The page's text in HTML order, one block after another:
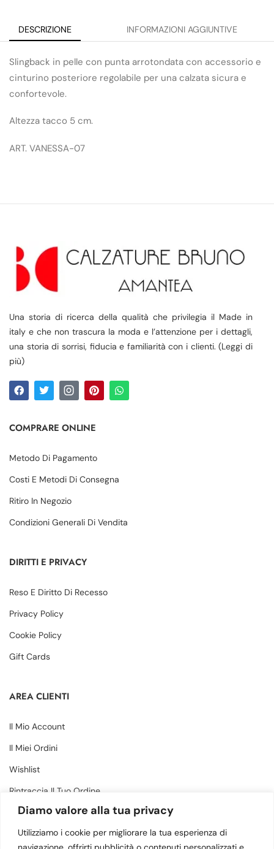
Diamo valore alla tua privacy
Utilizziamo i cookie per migliorare la tua esperienza di
DESCRIZIONE INFORMAZIONI AGGIUNTIVE
Slingback in pelle con punta arrotondata con accessorio e
cinturino posteriore regolabile per una calzata sicura e
confortevole.
Altezza tacco 5 cm.
ART. VANESSA-07
Una storia di ricerca della qualità che privilegia il Made in
italy e che non trascura la moda e l’attenzione per i dettagli,
una storia di sorrisi, fiducia e familiarità con i clienti. (Leggi di
più)
COMPRARE ONLINE
Metodo Di Pagamento
Costi E Metodi Di Consegna
Ritiro In Negozio
Condizioni Generali Di Vendita
DIRITTI E PRIVACY
Reso E Diritto Di Recesso
Privacy Policy
Cookie Policy
Gift Cards
AREA CLIENTI
Il Mio Account
Il Miei Ordini
Wishlist
Rintraccia Il Tuo Ordine
CONTATTI